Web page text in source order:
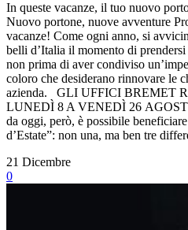
In queste vacanze, il tuo nuovo
Nuovo portone, nuove avventure
vacanze! Come ogni anno, si
belli d’Italia il momento di
non prima di aver condiviso
coloro che desiderano rinnovare le
azienda. GLI UFFICI BREMET
LUNEDÌ 8 A VENEDÌ 26
da oggi, però, è possibile
d’Estate”: non una, ma ben tre
21 Dicembre
0